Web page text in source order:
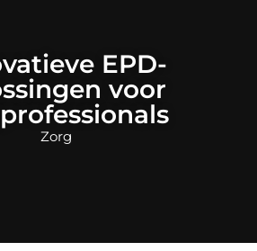
EPD-
voor
Zorg